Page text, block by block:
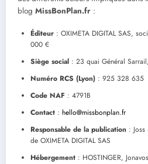
blog MissBonPlan.fr :
Éditeur : OXIMETA DIGITAL SAS,
000 €
Siège social : 23 quai Général
Numéro RCS (Lyon) : 925 328 635
Code NAF : 4791B
Contact : hello@missbonplan.fr
Responsable de la publication :
de OXIMETA DIGITAL SAS
Hébergement : HOSTINGER,